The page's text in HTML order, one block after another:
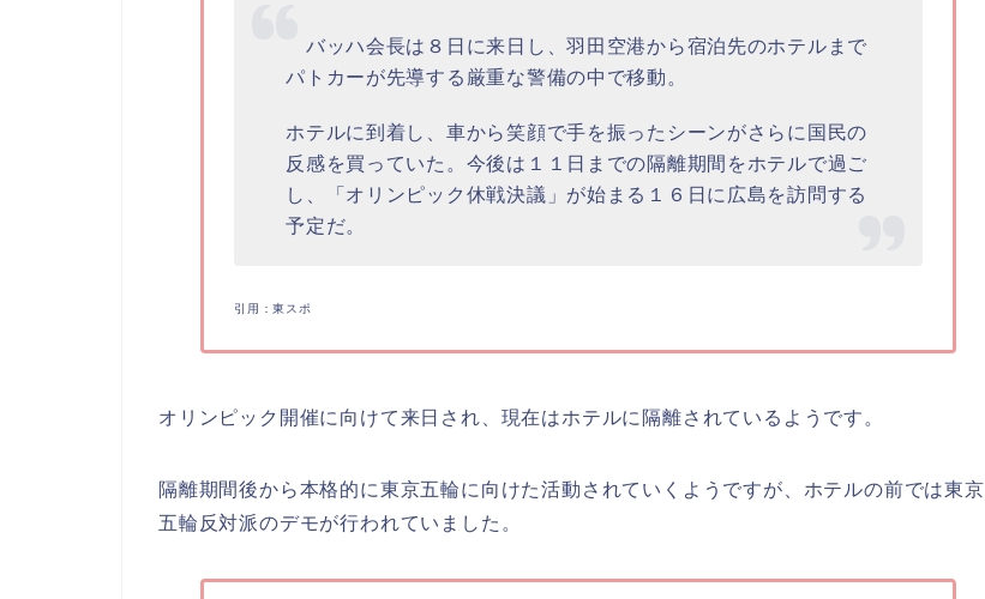
バッハ会長は８日に来日し、羽田空港から宿泊先のホテルまで
パトカーが先導する厳重な警備の中で移動。
ホテルに到着し、車から笑顔で手を振ったシーンがさらに国民の
反感を買っていた。今後は１１日までの隔離期間をホテルで過ご
し、「オリンピック休戦決議」が始まる１６日に広島を訪問する
予定だ。
引用：東スポ
オリンピック開催に向けて来日され、現在はホテルに隔離されているようです。
隔離期間後から本格的に東京五輪に向けた活動されていくようですが、ホテルの前では東京
五輪反対派のデモが行われていました。